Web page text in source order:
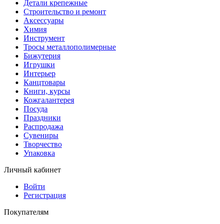
Детали крепежные
Строительство и ремонт
Аксессуары
Химия
Инструмент
Тросы металлополимерные
Бижутерия
Игрушки
Интерьер
Канцтовары
Книги, курсы
Кожгалантерея
Посуда
Праздники
Распродажа
Сувениры
Творчество
Упаковка
Личный кабинет
Войти
Регистрация
Покупателям